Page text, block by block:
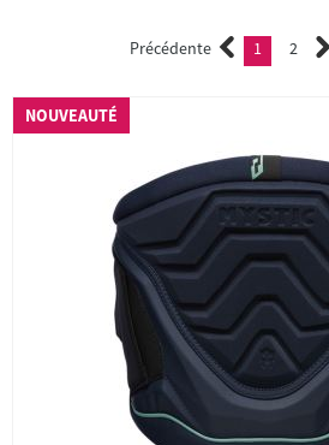
Précédente 1 (current)
2
NOUVEAUTÉ